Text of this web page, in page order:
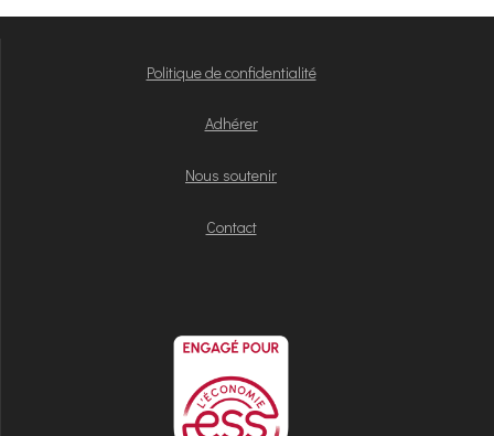
Politique de confidentialité
Adhérer
Nous soutenir
Contact